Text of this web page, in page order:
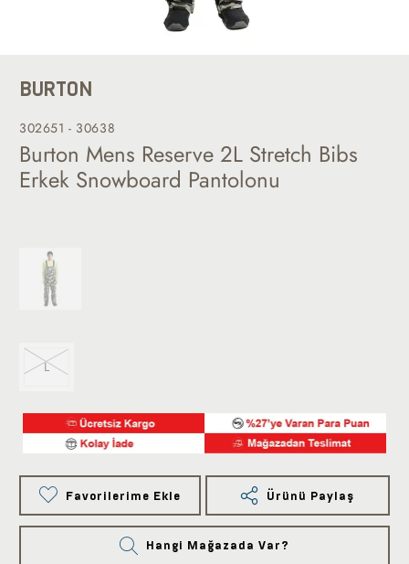
BURTON
302651 - 30638
Burton Mens Reserve 2L Stretch Bibs
Erkek Snowboard Pantolonu
L
Favorilerime Ekle Ürünü Paylaş
Hangi Mağazada Var?